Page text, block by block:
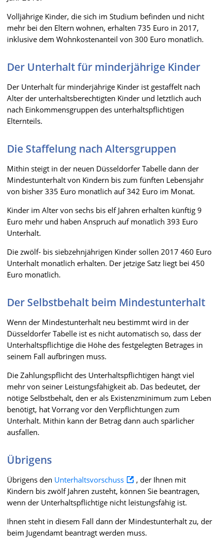
Volljährige Kinder, die sich im Studium befinden und nicht
mehr bei den Eltern wohnen, erhalten 735 Euro in 2017,
inklusive dem Wohnkostenanteil von 300 Euro monatlich.
Der Unterhalt für minderjährige Kinder
Der Unterhalt für minderjährige Kinder ist gestaffelt nach
Alter der unterhaltsberechtigten Kinder und letztlich auch
nach Einkommensgruppen des unterhaltspflichtigen
Elternteils.
Die Staffelung nach Altersgruppen
Mithin steigt in der neuen Düsseldorfer Tabelle dann der
Mindestunterhalt von Kindern bis zum fünften Lebensjahr
von bisher 335 Euro monatlich auf 342 Euro im Monat.
Kinder im Alter von sechs bis elf Jahren erhalten künftig 9
Euro mehr und haben Anspruch auf monatlich 393 Euro
Unterhalt.
Die zwölf- bis siebzehnjährigen Kinder sollen 2017 460 Euro
Unterhalt monatlich erhalten. Der jetzige Satz liegt bei 450
Euro monatlich.
Der Selbstbehalt beim Mindestunterhalt
Wenn der Mindestunterhalt neu bestimmt wird in der
Düsseldorfer Tabelle ist es nicht automatisch so, dass der
Unterhaltspflichtige die Höhe des festgelegten Betrages in
seinem Fall aufbringen muss.
Die Zahlungspflicht des Unterhaltspflichtigen hängt viel
mehr von seiner Leistungsfähigkeit ab. Das bedeutet, der
nötige Selbstbehalt, den er als Existenzminimum zum Leben
benötigt, hat Vorrang vor den Verpflichtungen zum
Unterhalt. Mithin kann der Betrag dann auch spärlicher
ausfallen.
Übrigens
Übrigens den Unterhaltsvorschuss
, der Ihnen mit
Kindern bis zwölf Jahren zusteht, können Sie beantragen,
wenn der Unterhaltspflichtige nicht leistungsfähig ist.
Ihnen steht in diesem Fall dann der Mindestunterhalt zu, der
beim Jugendamt beantragt werden muss.